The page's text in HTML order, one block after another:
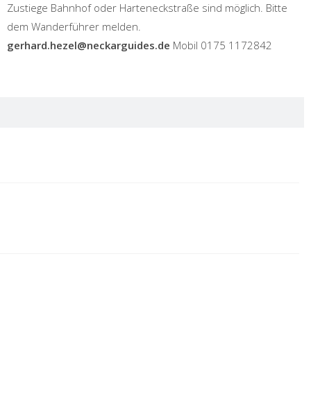
Zustiege Bahnhof oder Harteneckstraße sind möglich. Bitte
dem Wanderführer melden.
gerhard.hezel@neckarguides.de Mobil 0175 1172842